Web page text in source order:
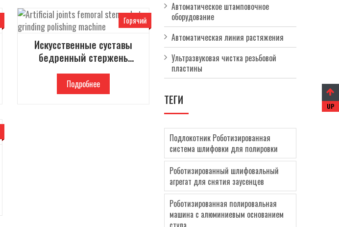
Искусственные суставы
бедренный стержень
роботизированная
шлифовальная машина для
полировки
Подробнее
Горячий
Автоматическое штамповочное
оборудование
Автоматическая линия растяжения
Ультразвуковая чистка резьбовой
пластины
ТЕГИ
Подлокотник Роботизированная
система шлифовки для полировки
Роботизированный шлифовальный
агрегат для снятия заусенцев
Роботизированная полировальная
машина с алюминиевым основанием